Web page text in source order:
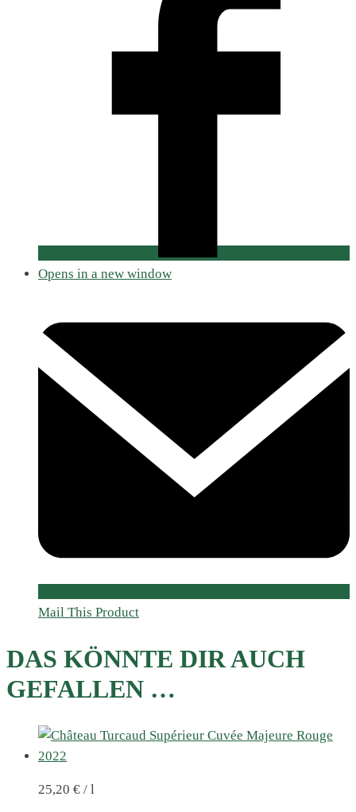
Opens in a new window
Mail This Product
DAS KÖNNTE DIR AUCH
GEFALLEN …
25,20 € / l